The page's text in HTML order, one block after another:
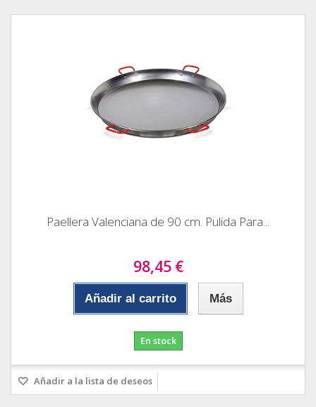
Paellera Valenciana de 90 cm. Pulida Para...
98,45 €
Añadir al carrito Más
En stock
Añadir a la lista de deseos